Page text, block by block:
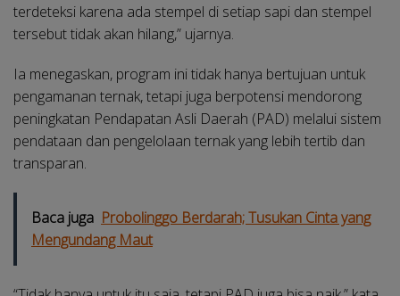
terdeteksi karena ada stempel di setiap sapi dan stempel
tersebut tidak akan hilang,” ujarnya.
Ia menegaskan, program ini tidak hanya bertujuan untuk
pengamanan ternak, tetapi juga berpotensi mendorong
peningkatan Pendapatan Asli Daerah (PAD) melalui sistem
pendataan dan pengelolaan ternak yang lebih tertib dan
transparan.
Baca juga Probolinggo Berdarah; Tusukan Cinta yang
Mengundang Maut